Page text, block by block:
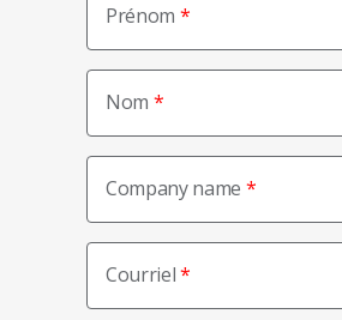
Prénom
Nom
Company name
Courriel